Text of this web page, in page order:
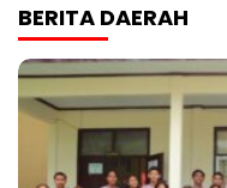
BERITA DAERAH